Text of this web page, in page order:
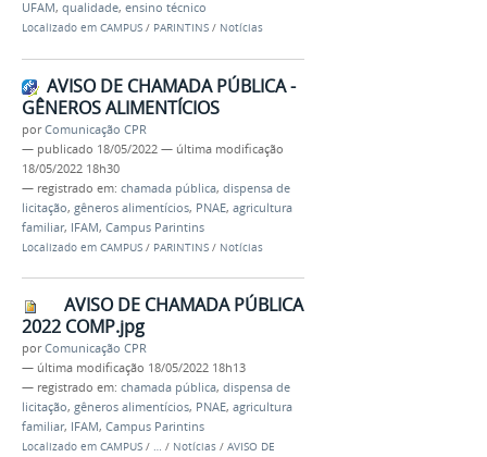
UFAM, qualidade, ensino técnico
Localizado em CAMPUS / PARINTINS / Notícias
AVISO DE CHAMADA PÚBLICA -
GÊNEROS ALIMENTÍCIOS
porComunicação CPR
— publicado 18/05/2022 — última modificação
18/05/2022 18h30
— registrado em: chamada pública, dispensa de
licitação, gêneros alimentícios, PNAE, agricultura
familiar, IFAM, Campus Parintins
Localizado em CAMPUS / PARINTINS / Notícias
AVISO DE CHAMADA PÚBLICA
2022 COMP.jpg
porComunicação CPR
— última modificação 18/05/2022 18h13
— registrado em: chamada pública, dispensa de
licitação, gêneros alimentícios, PNAE, agricultura
familiar, IFAM, Campus Parintins
Localizado em CAMPUS / … / Notícias / AVISO DE